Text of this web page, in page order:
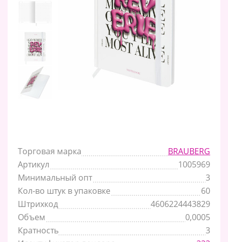
Торговая марка
BRAUBERG
Артикул
1005969
Минимальный опт
3
Кол-во штук в упаковке
60
Штрихкод
4606224443829
Объем
0,0005
Кратность
3